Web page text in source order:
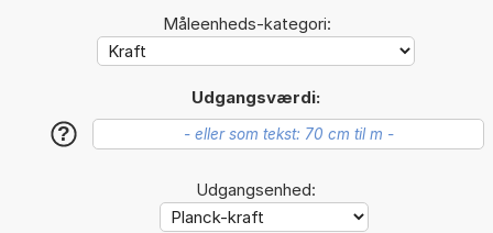
Måleenheds-kategori:
Udgangsværdi:
?
Udgangsenhed: